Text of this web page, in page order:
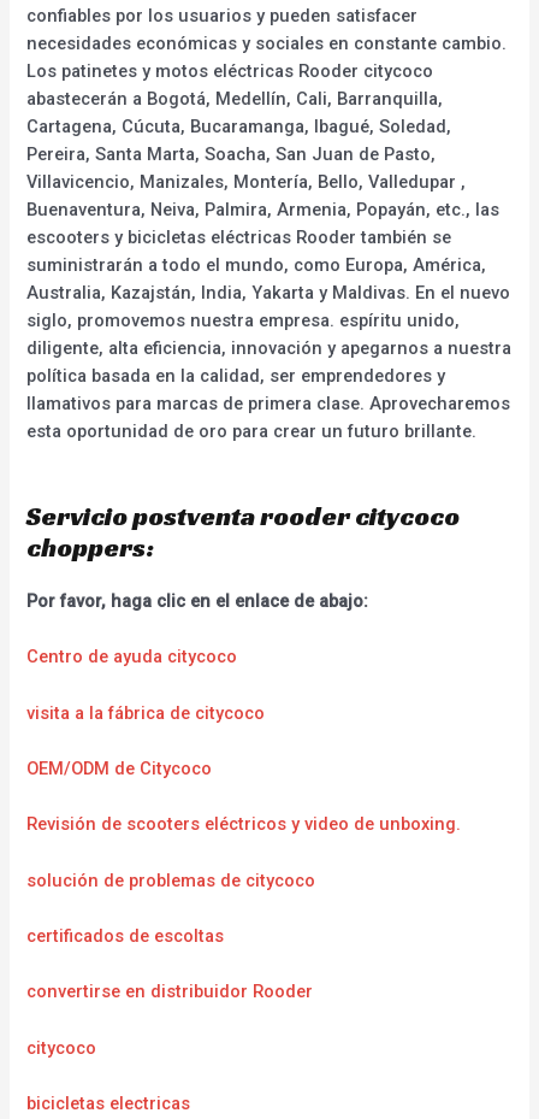
confiables por los usuarios y pueden satisfacer
necesidades económicas y sociales en constante cambio.
Los patinetes y motos eléctricas Rooder citycoco
abastecerán a Bogotá, Medellín, Cali, Barranquilla,
Cartagena, Cúcuta, Bucaramanga, Ibagué, Soledad,
Pereira, Santa Marta, Soacha, San Juan de Pasto,
Villavicencio, Manizales, Montería, Bello, Valledupar ,
Buenaventura, Neiva, Palmira, Armenia, Popayán, etc., las
escooters y bicicletas eléctricas Rooder también se
suministrarán a todo el mundo, como Europa, América,
Australia, Kazajstán, India, Yakarta y Maldivas. En el nuevo
siglo, promovemos nuestra empresa. espíritu unido,
diligente, alta eficiencia, innovación y apegarnos a nuestra
política basada en la calidad, ser emprendedores y
llamativos para marcas de primera clase. Aprovecharemos
esta oportunidad de oro para crear un futuro brillante.
Servicio postventa rooder citycoco
choppers:
Por favor, haga clic en el enlace de abajo:
Centro de ayuda citycoco
visita a la fábrica de citycoco
OEM/ODM de Citycoco
Revisión de scooters eléctricos y video de unboxing.
solución de problemas de citycoco
certificados de escoltas
convertirse en distribuidor Rooder
citycoco
bicicletas electricas